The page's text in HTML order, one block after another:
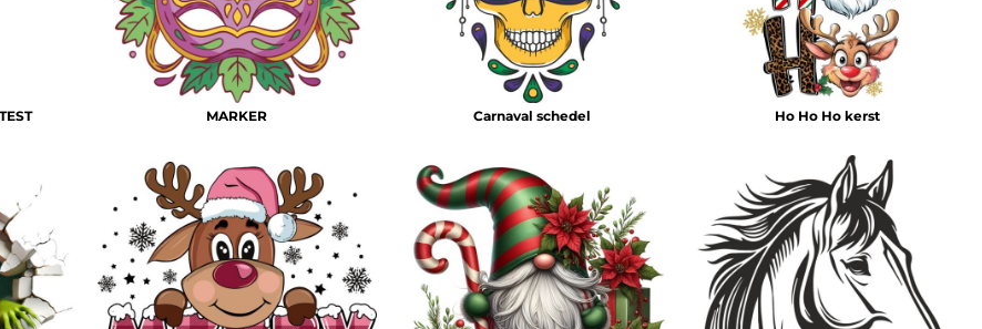
MARKER Carnaval schedel Ho Ho Ho kerst